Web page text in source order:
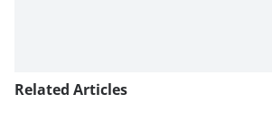
Related Articles